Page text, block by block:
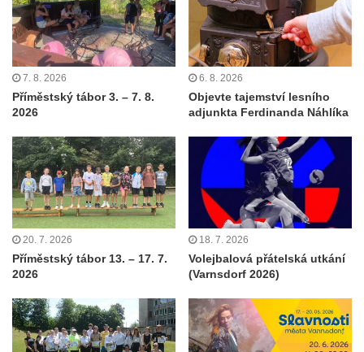
7. 8. 2026
Příměstský tábor 3. – 7. 8.
2026
6. 8. 2026
Objevte tajemství lesního
adjunkta Ferdinanda Náhlíka
20. 7. 2026
Příměstský tábor 13. – 17. 7.
2026
18. 7. 2026
Volejbalová přátelská utkání
(Varnsdorf 2026)